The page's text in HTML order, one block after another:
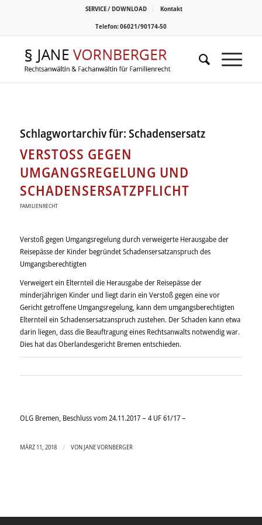
SERVICE / DOWNLOAD
Kontakt
Telefon: 06021/90174-50
Schlagwortarchiv für:Schadensersatz
VERSTOSS GEGEN U
MGANGSREGELUNG UND S
CHADENSERSATZPFLICHT
FAMILIENRECHT
Verstoß gegen Umgangsregelung durch verweigerte Herausgabe der
Reisepässe der Kinder begründet Schadens­ersatz­anspruch des
Umgangsberechtigten
Verweigert ein Elternteil die Herausgabe der Reisepässe der
minderjährigen Kinder und liegt darin ein Verstoß gegen eine vor
Gericht getroffene Umgangsregelung, kann dem umgangsberechtigten
Elternteil ein Schadens­ersatz­anspruch zustehen. Der Schaden kann etwa
darin liegen, dass die Beauftragung eines Rechtsanwalts notwendig war.
Dies hat das Oberlandesgericht Bremen entschieden.
OLG Bremen, Beschlussvom24.11.2017– 4 UF 61/17–
MÄRZ 11, 2018 / VON JANE VORNBERGER